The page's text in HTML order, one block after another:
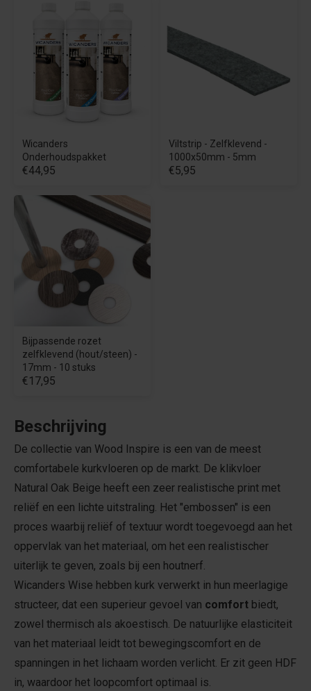
Wicanders
Onderhoudspakket
€44,95
Viltstrip - Zelfklevend -
1000x50mm - 5mm
€5,95
Bijpassende rozet
zelfklevend (hout/steen) -
17mm - 10 stuks
€17,95
Beschrijving
De collectie van Wood Inspire is een van de meest
comfortabele kurkvloeren op de markt. De klikvloer
Natural Oak Beige heeft een zeer realistische print met
reliëf en een lichte uitstraling. Het "embossen" is een
proces waarbij reliëf of textuur wordt toegevoegd aan het
oppervlak van het materiaal, om het een realistischer
uiterlijk te geven, zoals bij een houtnerf.
Wicanders Wise hebben kurk verwerkt in hun meerlagige
structeer, dat een superieur gevoel van comfort biedt,
zowel thermisch als akoestisch. De natuurlijke elasticiteit
van het materiaal leidt tot bewegingscomfort en de
spanningen in het lichaam worden verlicht. Er zit geen HDF
in, waardoor het loopcomfort optimaal is.